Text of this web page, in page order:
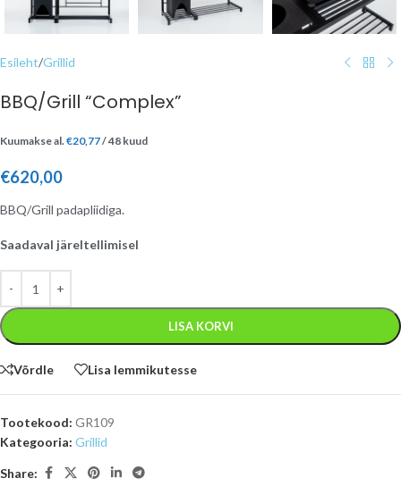
Esileht/Grillid
BBQ/Grill “Complex”
Kuumakse al. €20,77/ 48 kuud
€620,00
BBQ/Grill padapliidiga.
Saadaval järeltellimisel
LISA KORVI
Võrdle Lisa lemmikutesse
Tootekood: GR109
Kategooria: Grillid
Share: